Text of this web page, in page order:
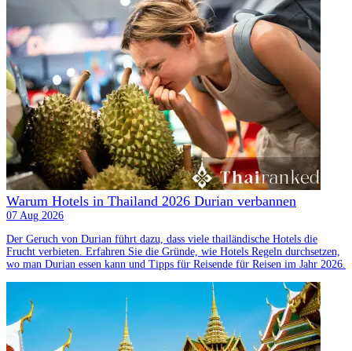
Warum Hotels in Thailand 2026 Durian verbannen
07 Aug 2026
Der Geruch von Durian führt dazu, dass viele thailändische Hotels die
Frucht verbieten. Erfahren Sie die Gründe, wie Hotels Regeln durchsetzen,
wo man Durian essen kann und Tipps für Reisende für Reisen im Jahr 2026.